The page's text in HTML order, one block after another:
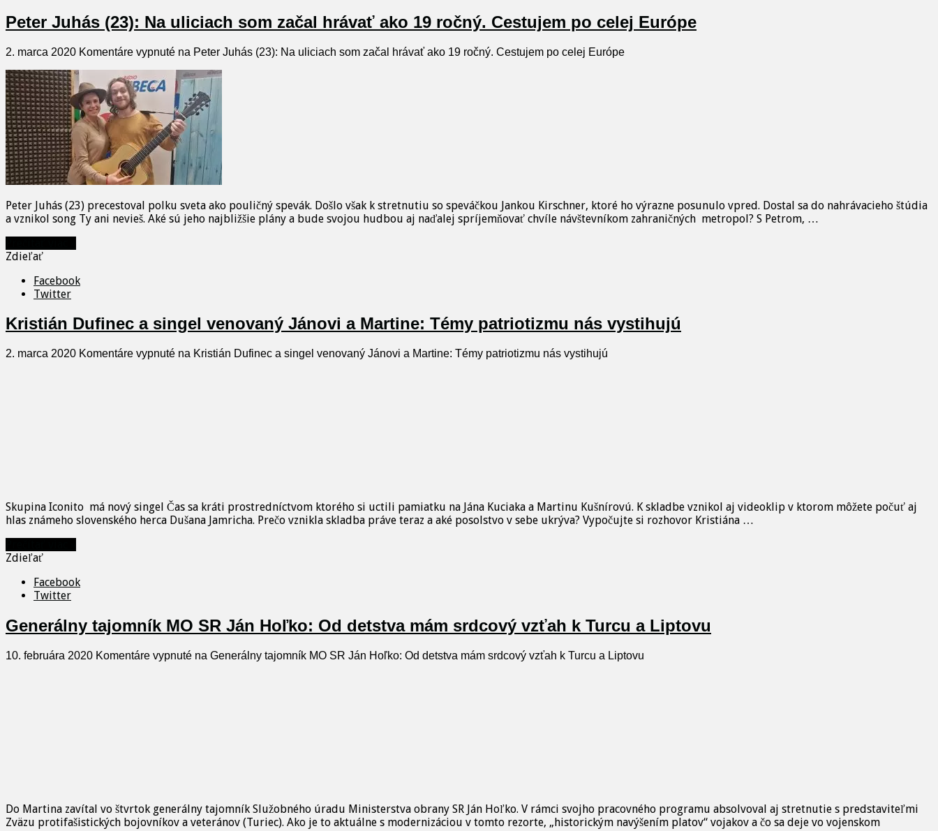
Peter Juhás (23): Na uliciach som začal hrávať ako 19 ročný. Cestujem po celej Európe
2. marca 2020 Komentáre vypnuté na Peter Juhás (23): Na uliciach som začal hrávať ako 19 ročný. Cestujem po celej Európe
Peter Juhás (23) precestoval polku sveta ako pouličný spevák. Došlo však k stretnutiu so speváčkou Jankou Kirschner, ktoré ho výrazne posunulo vpred. Dostal sa do nahrávacieho štúdia
a vznikol song Ty ani nevieš. Aké sú jeho najbližšie plány a bude svojou hudbou aj naďalej spríjemňovať chvíle návštevníkom zahraničných metropol? S Petrom, …
Zdieľať
Facebook
Twitter
Kristián Dufinec a singel venovaný Jánovi a Martine: Témy patriotizmu nás vystihujú
2. marca 2020 Komentáre vypnuté na Kristián Dufinec a singel venovaný Jánovi a Martine: Témy patriotizmu nás vystihujú
Skupina Iconito má nový singel Čas sa kráti prostredníctvom ktorého si uctili pamiatku na Jána Kuciaka a Martinu Kušnírovú. K skladbe vznikol aj videoklip v ktorom môžete počuť aj
hlas známeho slovenského herca Dušana Jamricha. Prečo vznikla skladba práve teraz a aké posolstvo v sebe ukrýva? Vypočujte si rozhovor Kristiána …
Zdieľať
Facebook
Twitter
Generálny tajomník MO SR Ján Hoľko: Od detstva mám srdcový vzťah k Turcu a Liptovu
10. februára 2020 Komentáre vypnuté na Generálny tajomník MO SR Ján Hoľko: Od detstva mám srdcový vzťah k Turcu a Liptovu
Do Martina zavítal vo štvrtok generálny tajomník Služobného úradu Ministerstva obrany SR Ján Hoľko. V rámci svojho pracovného programu absolvoval aj stretnutie s predstaviteľmi
Zväzu protifašistických bojovníkov a veteránov (Turiec). Ako je to aktuálne s modernizáciou v tomto rezorte, „historickým navýšením platov“ vojakov a čo sa deje vo vojenskom